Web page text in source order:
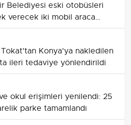
Belediyesi eski otobüsleri
verecek iki mobil araca
Tokat'tan Konya'ya nakledilen
ileri tedaviye yönlendirildi
okul erişimleri yenilendi: 25
parke tamamlandı